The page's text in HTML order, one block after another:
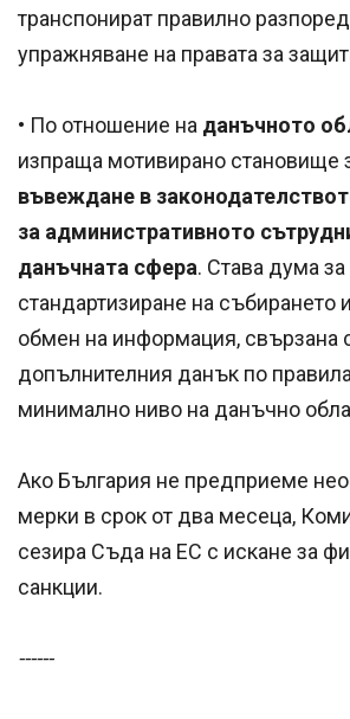
транспонират правилно
упражняване на правата за
• По отношение на данъчното
изпраща мотивирано становище
въвеждане в
за административното
данъчната сфера. Става дума за
стандартизиране на събирането
обмен на информация, свързана
допълнителния данък по
минимално ниво на данъчно
Ако България не предприеме
мерки в срок от два месеца,
сезира Съда на ЕС с искане за
санкции.
------